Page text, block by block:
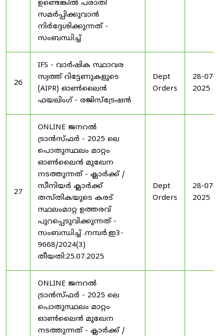
ഉണ്ടെങ്കിൽ പരാതി
സമർപ്പിക്കുവാൻ
നിർദ്ദേശിക്കുന്നത് -
സംബന്ധിച്ച്
26
IFS - വാർഷിക സ്ഥാവര
സ്വത്ത് റിട്ടേണുകളുടെ
(AIPR) ഓൺലൈൻ
ഫയലിംഗ് - രജിസ്ട്രേഷൻ
Dept
Orders
28-07-
2025
27
ONLINE ജനറൽ
ട്രാൻസ്ഫർ - 2025 ലെ
പൊതുസ്ഥലം മാറ്റം
ഓൺലൈൻ മുഖേന
നടത്തുന്നത് - ക്ലാർക്ക് /
സീനിയർ ക്ലാർക്ക്
തസ്തികയുടെ കരട്
സ്ഥലംമാറ്റ ഉത്തരവ്
പുറപ്പെടുവിക്കുന്നത് -
സംബന്ധിച്ച് .നമ്പർ.ഇ3-
9668/2024(3)
തീയതി:25.07.2025
Dept
Orders
28-07-
2025
ONLINE ജനറൽ
ട്രാൻസ്ഫർ - 2025 ലെ
പൊതുസ്ഥലം മാറ്റം
ഓൺലൈൻ മുഖേന
നടത്തുന്നത് - ക്ലാർക്ക് /